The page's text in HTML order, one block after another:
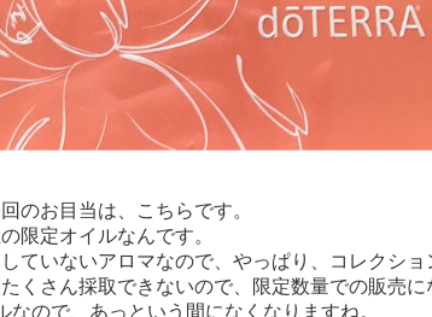
のお目当は、こちらです。
限定オイルなんです。
ていないアロマなので、やっぱり、コレクショ
くさん採取できないので、限定数量での販売に
なので、あっという間になくなりますね。